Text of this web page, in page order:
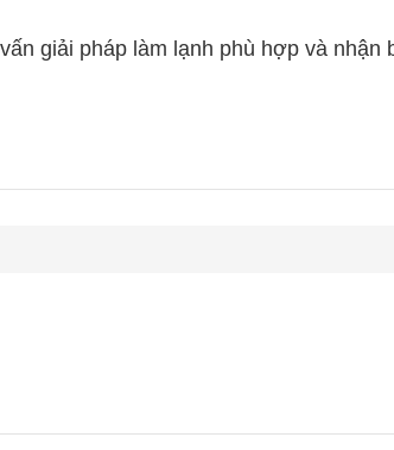
giải pháp làm lạnh phù hợp và nhận